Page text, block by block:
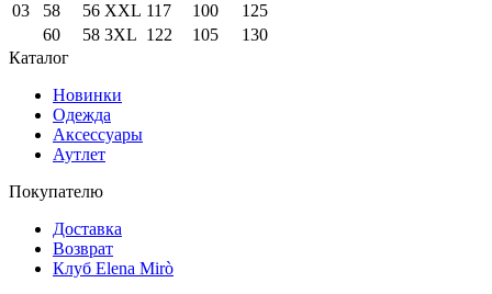
03
58 56 XXL 117 100
125
60
58 3XL 122 105
130
Каталог
Новинки
Одежда
Аксессуары
Аутлет
Покупателю
Доставка
Возврат
Клуб Elena Mirò